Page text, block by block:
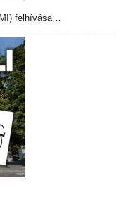
felhívása…